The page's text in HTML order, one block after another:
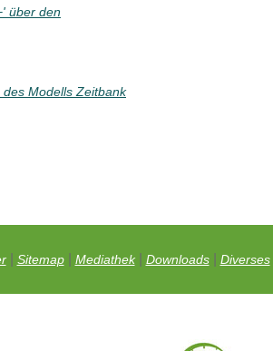
über den
Modells Zeitbank
| Sitemap| Mediathek| Downloads| Diverses